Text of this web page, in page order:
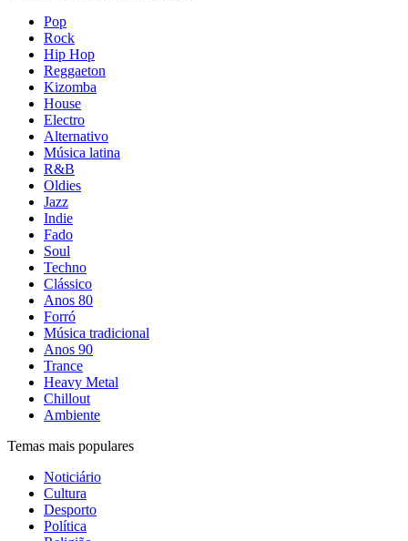
Pop
Rock
Hip Hop
Reggaeton
Kizomba
House
Electro
Alternativo
Música latina
R&B
Oldies
Jazz
Indie
Fado
Soul
Techno
Clássico
Anos 80
Forró
Música tradicional
Anos 90
Trance
Heavy Metal
Chillout
Ambiente
Temas mais populares
Noticiário
Cultura
Desporto
Política